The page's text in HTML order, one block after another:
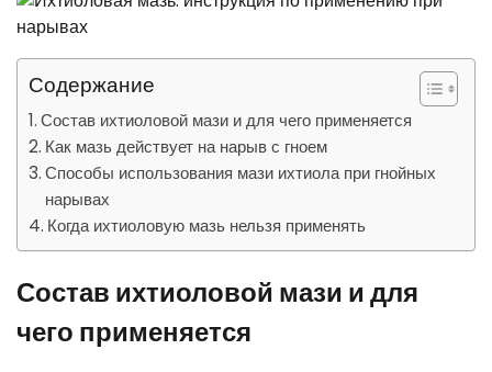
Содержание
Состав ихтиоловой мази и для чего применяется
Как мазь действует на нарыв с гноем
Способы использования мази ихтиола при гнойных
нарывах
Когда ихтиоловую мазь нельзя применять
Состав ихтиоловой мази и для
чего применяется